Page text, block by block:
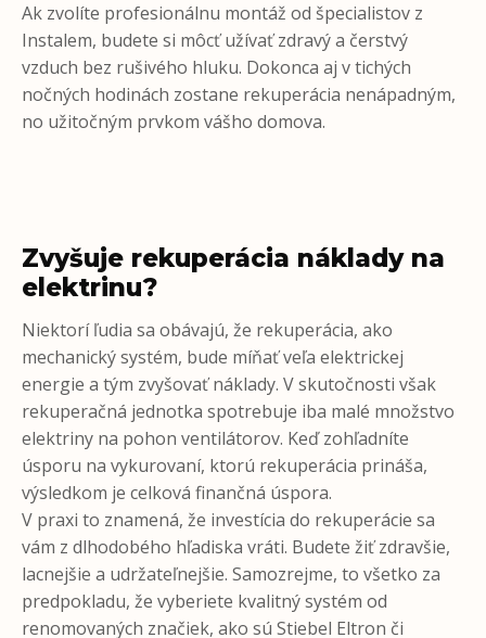
Ak zvolíte profesionálnu montáž od špecialistov z
Instalem, budete si môcť užívať zdravý a čerstvý
vzduch bez rušivého hluku. Dokonca aj v tichých
nočných hodinách zostane rekuperácia nenápadným,
no užitočným prvkom vášho domova.
Zvyšuje rekuperácia náklady na
elektrinu?
Niektorí ľudia sa obávajú, že rekuperácia, ako
mechanický systém, bude míňať veľa elektrickej
energie a tým zvyšovať náklady. V skutočnosti však
rekuperačná jednotka spotrebuje iba malé množstvo
elektriny na pohon ventilátorov. Keď zohľadníte
úsporu na vykurovaní, ktorú rekuperácia prináša,
výsledkom je celková finančná úspora.
V praxi to znamená, že investícia do rekuperácie sa
vám z dlhodobého hľadiska vráti. Budete žiť zdravšie,
lacnejšie a udržateľnejšie. Samozrejme, to všetko za
predpokladu, že vyberiete kvalitný systém od
renomovaných značiek, ako sú Stiebel Eltron či